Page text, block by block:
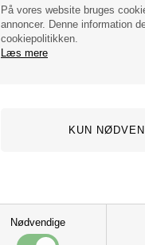
På vores website bruges
annoncer. Denne information
cookiepolitikken.
Læs mere
Nødvendige